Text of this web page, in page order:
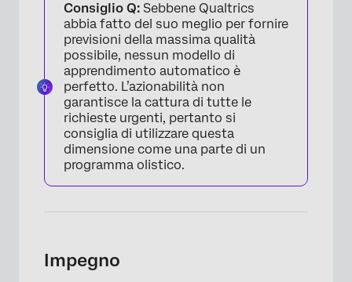
Consiglio Q: Sebbene Qualtrics
abbia fatto del suo meglio per fornire
previsioni della massima qualità
possibile, nessun modello di
apprendimento automatico è
perfetto. L’azionabilità non
garantisce la cattura di tutte le
richieste urgenti, pertanto si
consiglia di utilizzare questa
dimensione come una parte di un
programma olistico.
Impegno